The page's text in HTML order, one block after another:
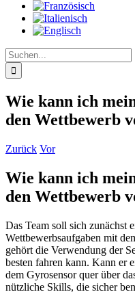
Suche
nach:
Wie kann ich
den Wettbewerb
Zurück Vor
Wie kann ich
den Wettbewerb
Das Team soll sich zunächst
Wettbewerbsaufgaben mit
gehört die Verwendung der
besten fahren kann. Kann er
dem Gyrosensor quer über
nützliche Skills, die sicher